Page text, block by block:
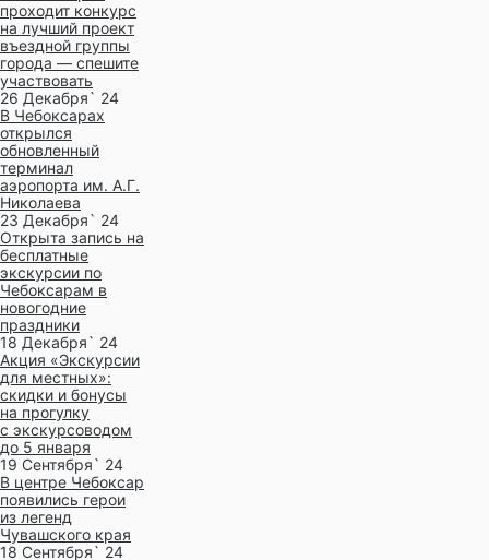
проходит конкурс
на лучший проект
въездной группы
города — спешите
участвовать
26 Декабря` 24
В Чебоксарах
открылся
обновленный
терминал
аэропорта им. А.Г.
Николаева
23 Декабря` 24
Открыта запись на
бесплатные
экскурсии по
Чебоксарам в
новогодние
праздники
18 Декабря` 24
Акция «Экскурсии
для местных»:
скидки и бонусы
на прогулку
с экскурсоводом
до 5 января
19 Сентября` 24
В центре Чебоксар
появились герои
из легенд
Чувашского края
18 Сентября` 24